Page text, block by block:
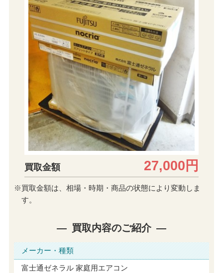
買取金額 27,000円
※買取金額は、相場・時期・商品の状態により変動しま
す。
買取内容のご紹介
メーカー・種類
富士通ゼネラル 家庭用エアコン